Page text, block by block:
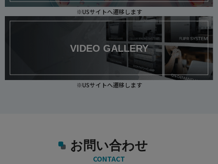
※USサイトへ遷移します
VIDEO GALLERY
※USサイトへ遷移します
お問い合わせ
CONTACT